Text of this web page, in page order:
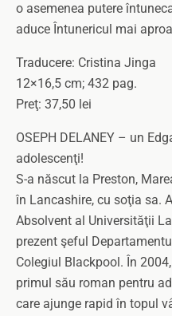
o asemenea putere
aduce Întunericul mai
Traducere: Cristina Jinga
12×16,5 cm; 432 pag.
Preţ: 37,50 lei
OSEPH DELANEY – un
adolescenţi!
S-a născut la Preston,
în Lancashire, cu soţia sa.
Absolvent al Universităţii
prezent şeful
Colegiul Blackpool. În
primul său roman pentru
care ajunge rapid în topul